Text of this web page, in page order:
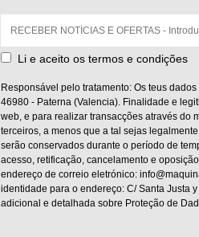
Li e aceito os termos e condições
Responsável pelo tratamento: Os teus
46980 - Paterna (Valencia). Finalidade e
web, e para realizar transacções através do
terceiros, a menos que a tal sejas
serão conservados durante o período de
acesso, retificação, cancelamento e
endereço de correio eletrónico:
identidade para o endereço: C/ Santa Justa
adicional e detalhada sobre Proteção de